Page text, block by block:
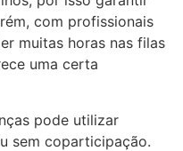
com profissionais
muitas horas nas filas
uma certa
pode utilizar
sem coparticipação.